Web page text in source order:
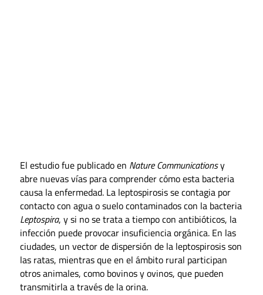
El estudio fue publicado en Nature Communicationsy
abre nuevas vías para comprender cómo esta bacteria
causa la enfermedad. La leptospirosis se contagia por
contacto con agua o suelo contaminados con la bacteria
Leptospira, y si no se trata a tiempo con antibióticos, la
infección puede provocar insuficiencia orgánica. En las
ciudades, un vector de dispersión de la leptospirosis son
las ratas, mientras que en el ámbito rural participan
otros animales, como bovinos y ovinos, que pueden
transmitirla a través de la orina.